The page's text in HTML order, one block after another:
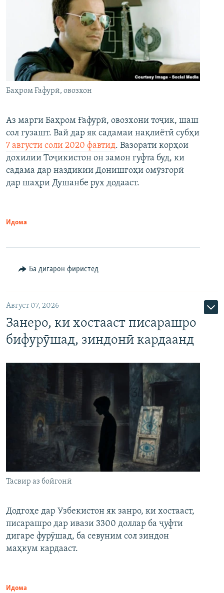
Баҳром Ғафурӣ, овозхон
Аз марги Баҳром Ғафурӣ, овозхони тоҷик, шаш
сол гузашт. Вай дар як садамаи нақлиётӣ субҳи
7 августи соли 2020 фавтид. Вазорати корҳои
дохилии Тоҷикистон он замон гуфта буд, ки
садама дар наздикии Донишгоҳи омӯзгорӣ
дар шаҳри Душанбе рух додааст.
Идома
Ба дигарон фиристед
Август 07, 2026
Занеро, ки хостааст писарашро
бифурӯшад, зиндонӣ кардаанд
Тасвир аз бойгонӣ
Додгоҳе дар Узбекистон як занро, ки хостааст,
писарашро дар ивази 3300 доллар ба ҷуфти
дигаре фурӯшад, ба севуним сол зиндон
маҳкум кардааст.
Идома